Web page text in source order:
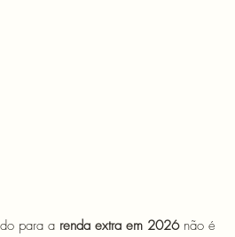
para a renda extra em 2026 não é